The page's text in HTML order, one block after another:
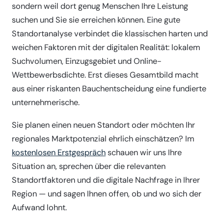
sondern weil dort genug Menschen Ihre Leistung
suchen und Sie sie erreichen können. Eine gute
Standortanalyse verbindet die klassischen harten und
weichen Faktoren mit der digitalen Realität: lokalem
Suchvolumen, Einzugsgebiet und Online-
Wettbewerbsdichte. Erst dieses Gesamtbild macht
aus einer riskanten Bauchentscheidung eine fundierte
unternehmerische.
Sie planen einen neuen Standort oder möchten Ihr
regionales Marktpotenzial ehrlich einschätzen? Im
kostenlosen Erstgesprächschauen wir uns Ihre
Situation an, sprechen über die relevanten
Standortfaktoren und die digitale Nachfrage in Ihrer
Region — und sagen Ihnen offen, ob und wo sich der
Aufwand lohnt.